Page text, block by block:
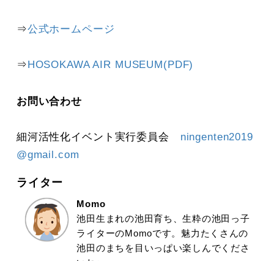
⇒公式ホームページ
⇒HOSOKAWA AIR MUSEUM(PDF)
お問い合わせ
細河活性化イベント実行委員会 ningenten2019
@gmail.com
ライター
Momo
池田生まれの池田育ち、生粋の池田っ子
ライターのMomoです。魅力たくさんの
池田のまちを目いっぱい楽しんでくださ